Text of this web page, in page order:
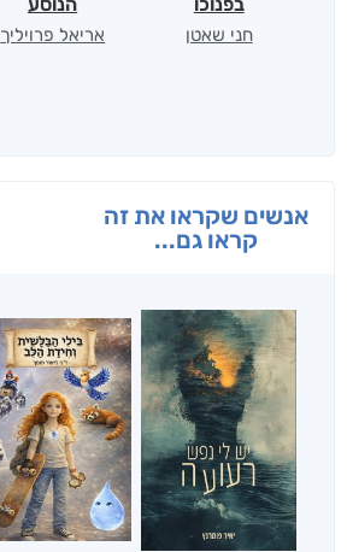
חני שאטן אריאל פרויליך
אנשים שקראו את זה
קראו גם...